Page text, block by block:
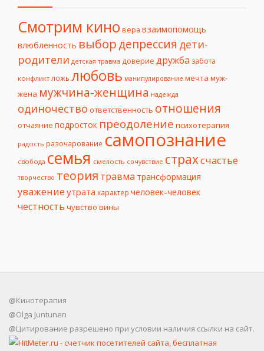
Смотрим кино вера взаимопомощь
влюбленность выбордепрессия дети-
родители детская травма доверие дружба забота
конфликт ложь любовь манипулирование мечта муж-
жена мужчина-женщина надежда
одиночество ответственность отношения
отчаяние подросток преодоление психотерапия
радость разочарование самопознание
свобода семья смелость сочувствие страхсчастье
творчество теория травма трансформация
уважение утрата характер человек-человек
честность чувство вины
@Кинотерапия
@Olga Juntunen
@Цитирование разрешено при условии наличия ссылки на сайт.